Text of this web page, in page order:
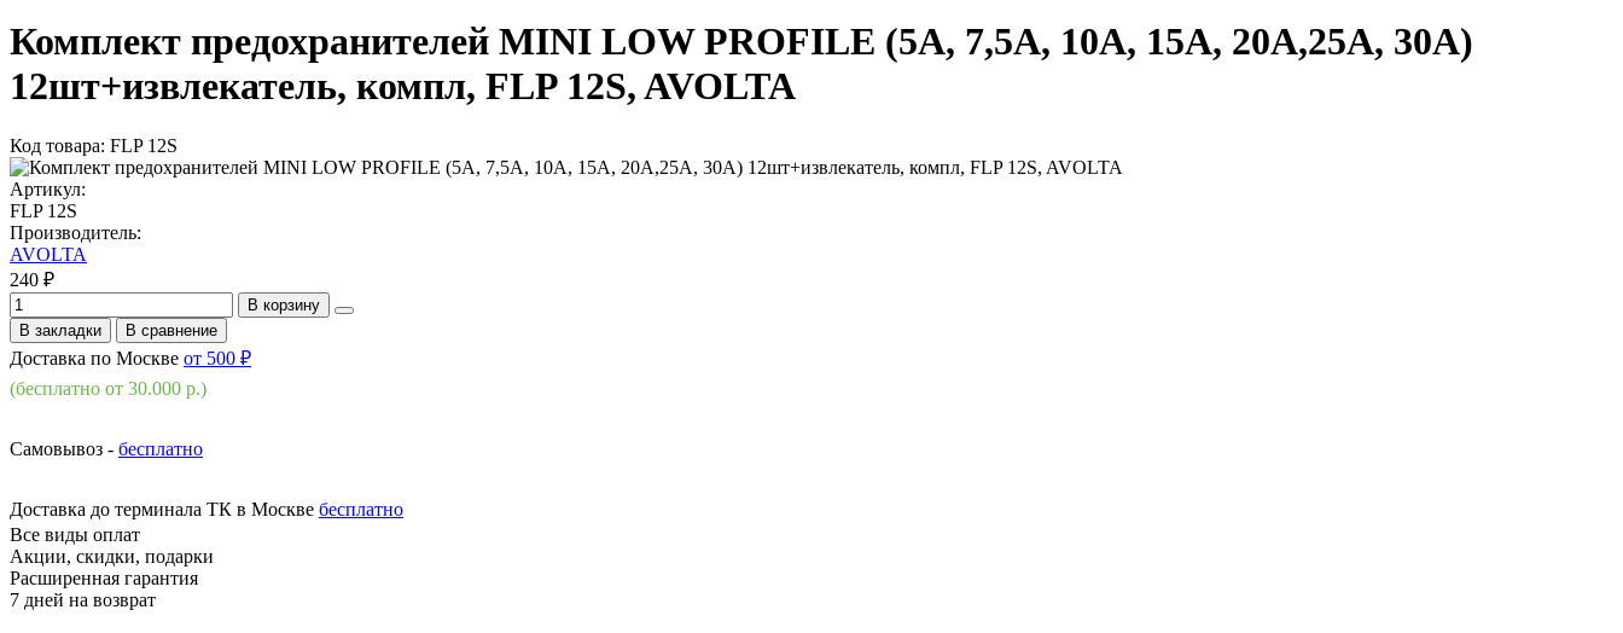
Комплект предохранителей MINI LOW PROFILE (5A, 7,5A, 10A, 15A, 20A,25A, 30A)
12шт+извлекатель, компл, FLP 12S, AVOLTA
Код товара: FLP 12S
Артикул:
FLP 12S
Производитель:
AVOLTA
240 ₽
В корзину
В закладки
В сравнение
Доставка по Москве от 500 ₽
(бесплатно от 30.000 р.)
Самовывоз - бесплатно
Доставка до терминала ТК в Москве бесплатно
Все виды оплат
Акции, скидки, подарки
Расширенная гарантия
7 дней на возврат